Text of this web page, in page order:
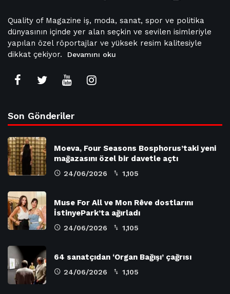
Quality of Magazine iş, moda, sanat, spor ve politika
dünyasının içinde yer alan seçkin ve sevilen isimleriyle
yapılan özel röportajlar ve yüksek resim kalitesiyle
dikkat çekiyor.
Devamını oku
Son Gönderiler
Moeva, Four Seasons Bosphorus’taki yeni
mağazasını özel bir davetle açtı
24/06/2026 1,105
Muse For All ve Mon Rêve dostlarını
İstinyePark’ta ağırladı
24/06/2026 1,105
64 sanatçıdan ‘Organ Bağışı’ çağrısı
24/06/2026 1,105